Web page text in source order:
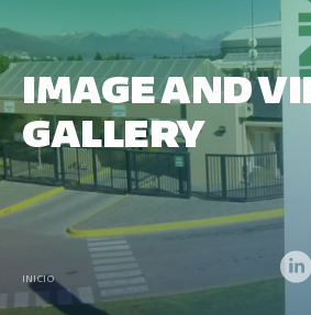
IMAGE AND
GALLERY
INICIO